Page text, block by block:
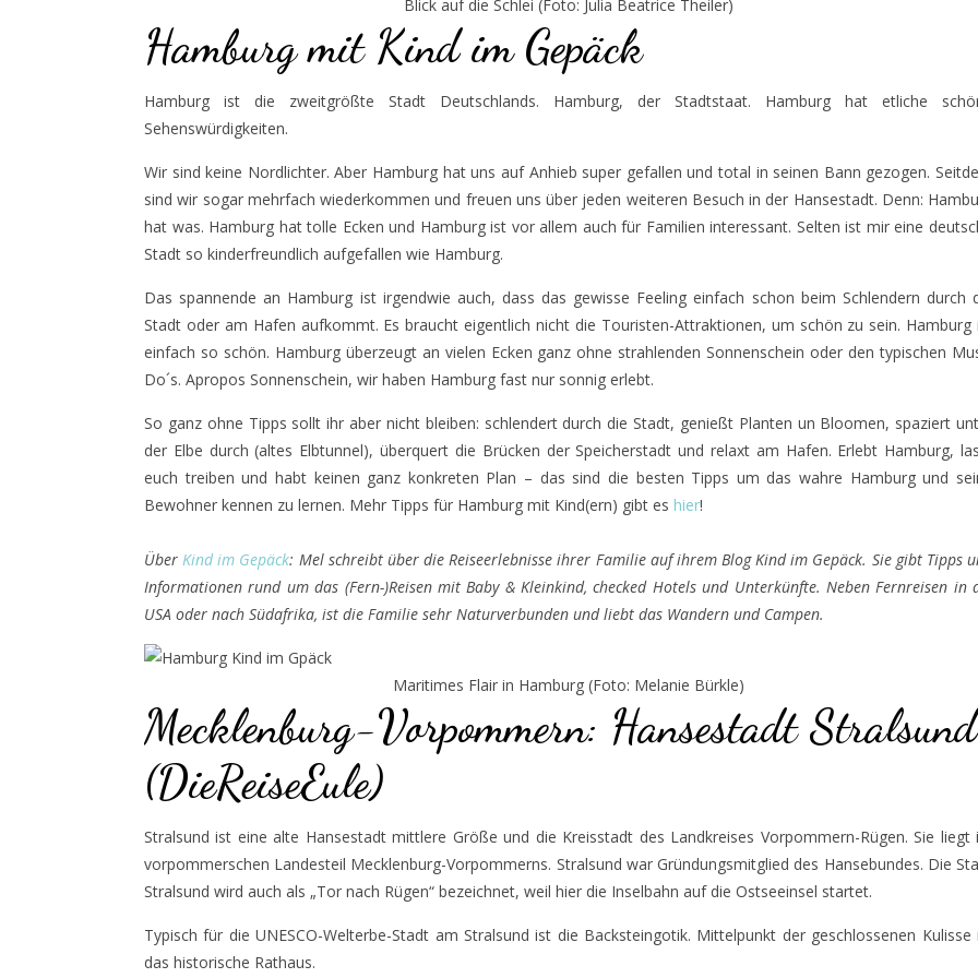
Blick auf die Schlei (Foto: Julia Beatrice Theiler)
Hamburg mit Kind im Gepäck
Hamburg ist die zweitgrößte Stadt Deutschlands. Hamburg, der Stadtstaat. Hamburg hat etliche
Sehenswürdigkeiten.
Wir sind keine Nordlichter. Aber Hamburg hat uns auf Anhieb super gefallen und total in seinen Bann gezogen.
sind wir sogar mehrfach wiederkommen und freuen uns über jeden weiteren Besuch in der Hansestadt. Denn:
hat was. Hamburg hat tolle Ecken und Hamburg ist vor allem auch für Familien interessant. Selten ist mir eine
Stadt so kinderfreundlich aufgefallen wie Hamburg.
Das spannende an Hamburg ist irgendwie auch, dass das gewisse Feeling einfach schon beim Schlendern durch
Stadt oder am Hafen aufkommt. Es braucht eigentlich nicht die Touristen-Attraktionen, um schön zu sein. Hamburg
einfach so schön. Hamburg überzeugt an vielen Ecken ganz ohne strahlenden Sonnenschein oder den typischen
Do´s. Apropos Sonnenschein, wir haben Hamburg fast nur sonnig erlebt.
So ganz ohne Tipps sollt ihr aber nicht bleiben: schlendert durch die Stadt, genießt Planten un Bloomen, spaziert
der Elbe durch (altes Elbtunnel), überquert die Brücken der Speicherstadt und relaxt am Hafen. Erlebt Hamburg,
euch treiben und habt keinen ganz konkreten Plan – das sind die besten Tipps um das wahre Hamburg und
Bewohner kennen zu lernen. Mehr Tipps für Hamburg mit Kind(ern) gibt es hier!
ÜberKind im Gepäck: Mel schreibt über die Reiseerlebnisse ihrer Familie auf ihrem Blog Kind im Gepäck. Sie gibt Tipps
Informationen rund um das (Fern-)Reisen mit Baby & Kleinkind, checked Hotels und Unterkünfte. Neben Fernreisen in
USA oder nach Südafrika, ist die Familie sehr Naturverbunden und liebt das Wandern und Campen.
Maritimes Flair in Hamburg (Foto: Melanie Bürkle)
Mecklenburg-Vorpommern: Hansestadt Stralsund
(DieReiseEule)
Stralsund ist eine alte Hansestadt mittlere Größe und die Kreisstadt des Landkreises Vorpommern-Rügen. Sie liegt
vorpommerschen Landesteil Mecklenburg-Vorpommerns. Stralsund war Gründungsmitglied des Hansebundes. Die
Stralsund wird auch als „Tor nach Rügen“ bezeichnet, weil hier die Inselbahn auf die Ostseeinsel startet.
Typisch für die UNESCO-Welterbe-Stadt am Stralsund ist die Backsteingotik. Mittelpunkt der geschlossenen Kulisse
das historische Rathaus.